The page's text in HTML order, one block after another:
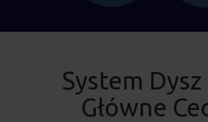
System
Główne